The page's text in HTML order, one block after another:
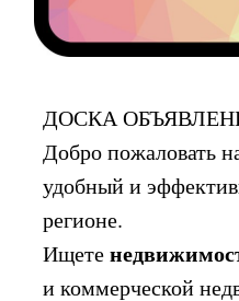
ДОСКА
Добро пожаловать
удобный и
регионе.
Ищете
и коммерческой